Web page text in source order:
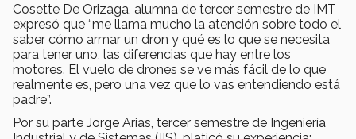
Cosette De Orizaga, alumna de tercer semestre de IMT
expresó que “me llama mucho la atención sobre todo el
saber cómo armar un dron y qué es lo que se necesita
para tener uno, las diferencias que hay entre los
motores. El vuelo de drones se ve más fácil de lo que
realmente es, pero una vez que lo vas entendiendo está
padre”.
Por su parte Jorge Arias, tercer semestre de Ingeniería